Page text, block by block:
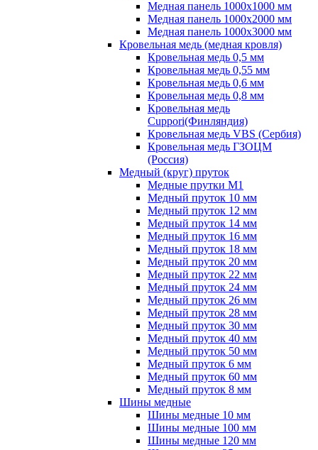
Медная панель 1000x1000 мм
Медная панель 1000x2000 мм
Медная панель 1000x3000 мм
Кровельная медь (медная кровля)
Кровельная медь 0,5 мм
Кровельная медь 0,55 мм
Кровельная медь 0,6 мм
Кровельная медь 0,8 мм
Кровельная медь
Cuppori(Финляндия)
Кровельная медь VBS (Сербия)
Кровельная медь ГЗОЦМ
(Россия)
Медный (круг) пруток
Медные прутки М1
Медный пруток 10 мм
Медный пруток 12 мм
Медный пруток 14 мм
Медный пруток 16 мм
Медный пруток 18 мм
Медный пруток 20 мм
Медный пруток 22 мм
Медный пруток 24 мм
Медный пруток 26 мм
Медный пруток 28 мм
Медный пруток 30 мм
Медный пруток 40 мм
Медный пруток 50 мм
Медный пруток 6 мм
Медный пруток 60 мм
Медный пруток 8 мм
Шины медные
Шины медные 10 мм
Шины медные 100 мм
Шины медные 120 мм